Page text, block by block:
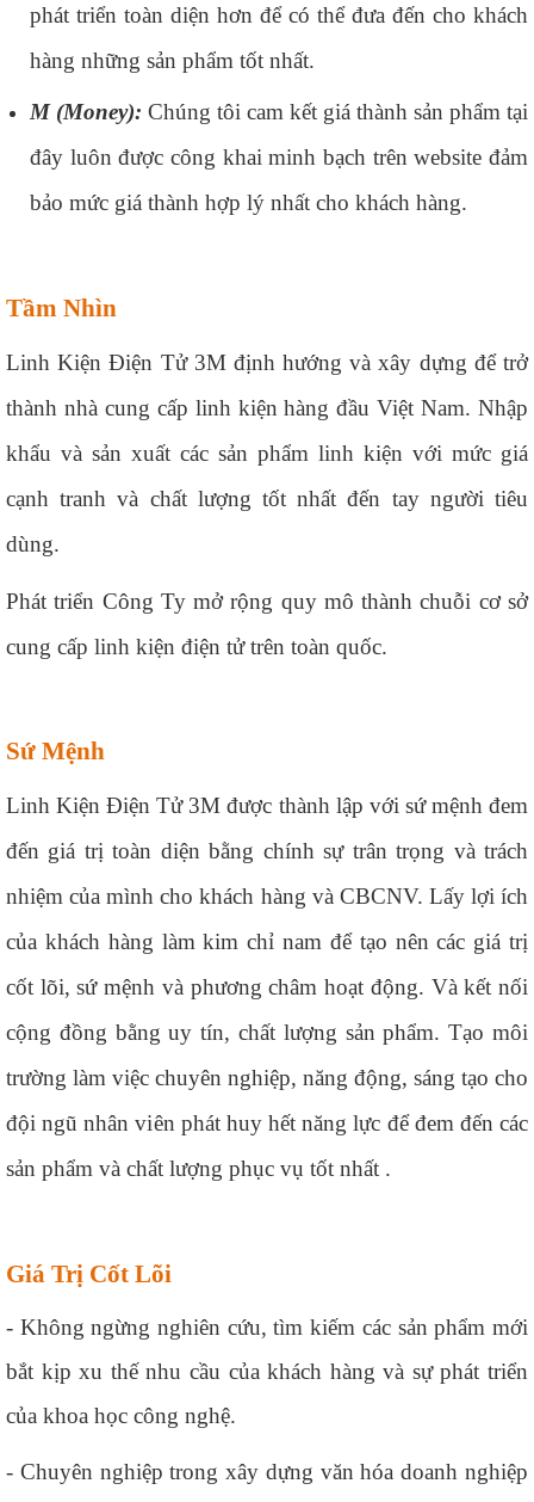
phát triển toàn diện hơn để có thể đưa đến cho khách
hàng những sản phẩm tốt nhất.
M (Money): Chúng tôi cam kết giá thành sản phẩm tại
đây luôn được công khai minh bạch trên website đảm
bảo mức giá thành hợp lý nhất cho khách hàng.
Tầm Nhìn
Linh Kiện Điện Tử 3M định hướng và xây dựng để trở
thành nhà cung cấp linh kiện hàng đầu Việt Nam. Nhập
khẩu và sản xuất các sản phẩm linh kiện với mức giá
cạnh tranh và chất lượng tốt nhất đến tay người tiêu
dùng.
Phát triển Công Ty mở rộng quy mô thành chuỗi cơ sở
cung cấp linh kiện điện tử trên toàn quốc.
Sứ Mệnh
Linh Kiện Điện Tử 3M được thành lập với sứ mệnh đem
đến giá trị toàn diện bằng chính sự trân trọng và trách
nhiệm của mình cho khách hàng và CBCNV. Lấy lợi ích
của khách hàng làm kim chỉ nam để tạo nên các giá trị
cốt lõi, sứ mệnh và phương châm hoạt động. Và kết nối
cộng đồng bằng uy tín, chất lượng sản phẩm. Tạo môi
trường làm việc chuyên nghiệp, năng động, sáng tạo cho
đội ngũ nhân viên phát huy hết năng lực để đem đến các
sản phẩm và chất lượng phục vụ tốt nhất .
Giá Trị Cốt Lõi
- Không ngừng nghiên cứu, tìm kiếm các sản phẩm mới
bắt kịp xu thế nhu cầu của khách hàng và sự phát triển
của khoa học công nghệ.
- Chuyên nghiệp trong xây dựng văn hóa doanh nghiệp